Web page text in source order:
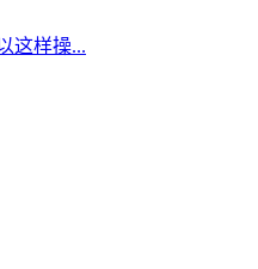
这样操...